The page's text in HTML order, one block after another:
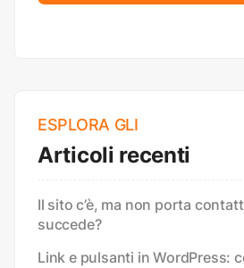
ESPLORA GLI
Articoli recenti
Il sito c’è, ma non porta
succede?
Link e pulsanti in WordPress: